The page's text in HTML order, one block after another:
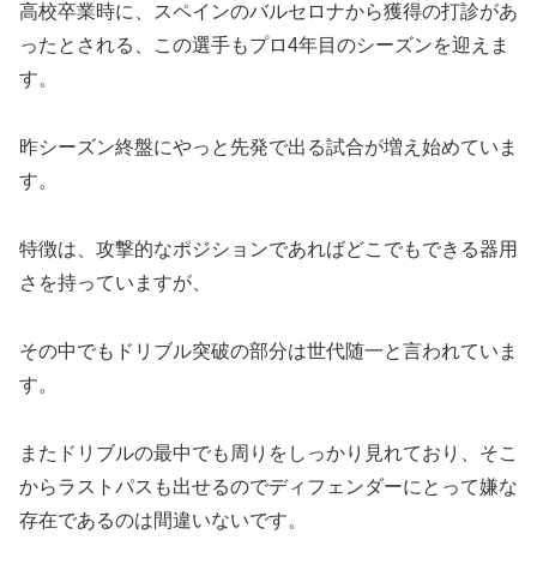
高校卒業時に、スペインのバルセロナから獲得の打診があ
ったとされる、この選手もプロ4年目のシーズンを迎えま
す。
昨シーズン終盤にやっと先発で出る試合が増え始めていま
す。
特徴は、攻撃的なポジションであればどこでもできる器用
さを持っていますが、
その中でもドリブル突破の部分は世代随一と言われていま
す。
またドリブルの最中でも周りをしっかり見れており、そこ
からラストパスも出せるのでディフェンダーにとって嫌な
存在であるのは間違いないです。